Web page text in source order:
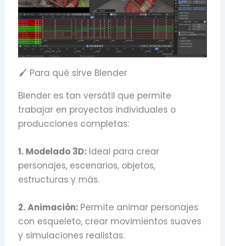
🖌️ Para qué sirve Blender
Blender es tan versátil que permite
trabajar en proyectos individuales o
producciones completas:
1. Modelado 3D: Ideal para crear
personajes, escenarios, objetos,
estructuras y más.
2. Animación: Permite animar personajes
con esqueleto, crear movimientos suaves
y simulaciones realistas.